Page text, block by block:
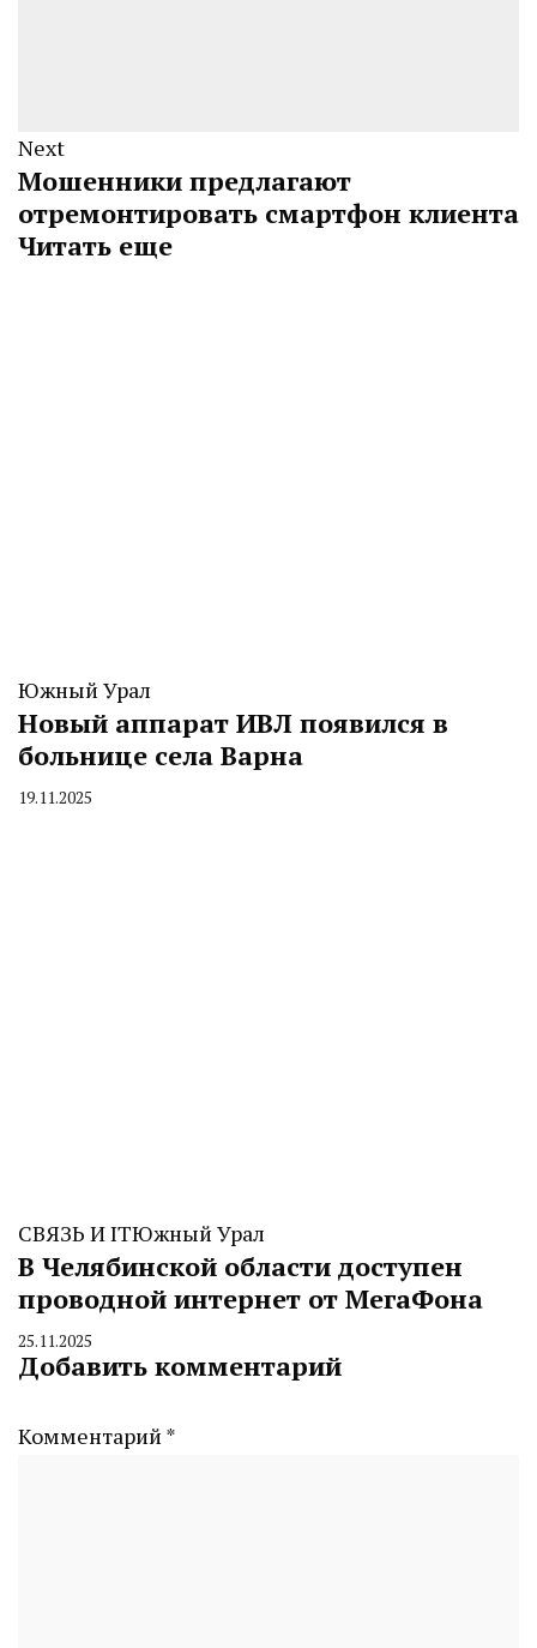
Next
Мошенники предлагают
отремонтировать смартфон клиента
Читать еще
Южный Урал
Новый аппарат ИВЛ появился в
больнице села Варна
By
19.11.2025
СВЯЗЬ И ITЮжный Урал
В Челябинской области доступен
проводной интернет от МегаФона
By
CHELINDUSTRY
25.11.2025
Добавить комментарий
Комментарий *